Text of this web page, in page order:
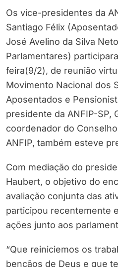
Os vice-presidentes da
Santiago Félix
José Avelino da Silva
Parlamentares)
feira(9/2), de reunião
Movimento Nacional dos
Aposentados e
presidente da ANFIP-SP,
coordenador do
ANFIP, também esteve
Com mediação do
Haubert, o objetivo do
avaliação conjunta das
participou recentemente
ações junto aos
“Que reiniciemos os
bençãos de Deus e que